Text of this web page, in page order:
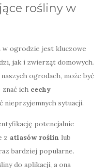
rośliny w
w ogrodzie jest kluczowe
jak i zwierząt domowych.
ogrodach, może być
ich cechy
nieprzyjemnych sytuacji.
potencjalnie
z atlasów roślin lub
bardziej popularne.
do aplikacji, a ona